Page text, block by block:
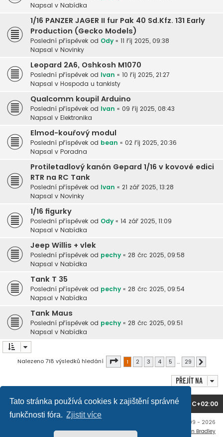
Tato stránka používá cookies k zajištění správné
funkčnosti fóra. Zjistit více
Napsal v Nabídka
1/16 PANZER JAGER II fur Pak 40 Sd.Kfz. 131 Early
Production (Gecko Models)
Poslední příspěvek od Ody « 11 říj 2025, 09:38
Napsal v Novinky
Leopard 2A6, Oshkosh M1070
Poslední příspěvek od Ivan « 10 říj 2025, 21:27
Napsal v Hospoda u tankisty
Qualcomm koupil Arduino
Poslední příspěvek od Ivan « 09 říj 2025, 08:43
Napsal v Elektronika
Elmod-kouřový modul
Poslední příspěvek od bean « 02 říj 2025, 20:36
Napsal v Poradna
Protiletadlový kanón Gepard 1/16 v kovové edici
RTR na RC Tank
Poslední příspěvek od Ivan « 21 zář 2025, 13:28
Napsal v Novinky
1/16 figurky
Poslední příspěvek od Ody « 14 zář 2025, 11:09
Napsal v Nabídka
Jeep Willis + vlek
Poslední příspěvek od pechy « 28 črc 2025, 09:58
Napsal v Nabídka
Tank T 35
Poslední příspěvek od pechy « 28 črc 2025, 09:54
Napsal v Nabídka
Tank Maus
Poslední příspěvek od pechy « 28 črc 2025, 09:51
Napsal v Nabídka
Nalezeno 718 výsledků hledání Stránka z
1 2 3 4 5 … 29
Přejít na
Domů Obsah fóra Všechny časy jsou v UTC+02:00
Copyright © mujtank.cz 2009 - 2026
Ian Bradley